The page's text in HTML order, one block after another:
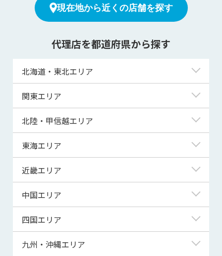
現在地から近くの店舗を探す
代理店を都道府県から探す
北海道・東北エリア
北海道
青森県
宮城県
秋田県
山形県
関東エリア
東京都
神奈川県
埼玉県
千葉県
茨城県
群馬県
北陸・甲信越エリア
新潟県
富山県
福井県
山梨県
東海エリア
岐阜県
静岡県
三重県
近畿エリア
滋賀県
京都府
大阪府
中国エリア
鳥取県
島根県
四国エリア
徳島県
九州・沖縄エリア